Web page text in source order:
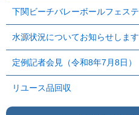
下関ビーチバレーボールフェス
水源状況についてお知らせします
定例記者会見（令和8年7月8日）
リユース品回収